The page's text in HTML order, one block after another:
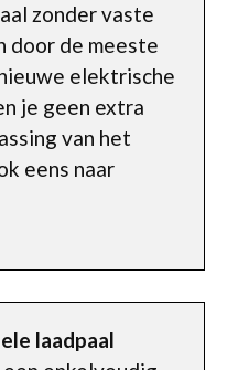
zonder vaste
door de meeste
elektrische
je geen extra
van het
eens naar
laadpaal